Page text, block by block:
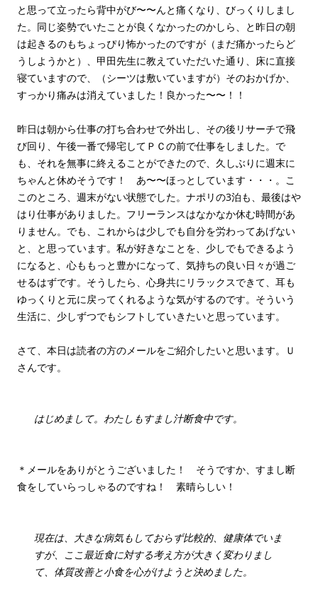
と思って立ったら背中がび〜〜んと痛くなり、びっくりしまし
た。同じ姿勢でいたことが良くなかったのかしら、と昨日の朝
は起きるのもちょっぴり怖かったのですが（まだ痛かったらど
うしようかと）、甲田先生に教えていただいた通り、床に直接
寝ていますので、（シーツは敷いていますが）そのおかげか、
すっかり痛みは消えていました！良かった〜〜！！
昨日は朝から仕事の打ち合わせで外出し、その後リサーチで飛
び回り、午後一番で帰宅してＰＣの前で仕事をしました。で
も、それを無事に終えることができたので、久しぶりに週末に
ちゃんと休めそうです！ あ〜〜ほっとしています・・・。こ
このところ、週末がない状態でした。ナポリの3泊も、最後はや
はり仕事がありました。フリーランスはなかなか休む時間があ
りません。でも、これからは少しでも自分を労わってあげない
と、と思っています。私が好きなことを、少しでもできるよう
になると、心ももっと豊かになって、気持ちの良い日々が過ご
せるはずです。そうしたら、心身共にリラックスできて、耳も
ゆっくりと元に戻ってくれるような気がするのです。そういう
生活に、少しずつでもシフトしていきたいと思っています。
さて、本日は読者の方のメールをご紹介したいと思います。Ｕ
さんです。
はじめまして。わたしもすまし汁断食中です。
＊メールをありがとうございました！ そうですか、すまし断
食をしていらっしゃるのですね！ 素晴らしい！
現在は、大きな病気もしておらず比較的、健康体でいま
すが、ここ最近食に対する考え方が大きく変わりまし
て、体質改善と小食を心がけようと決めました。